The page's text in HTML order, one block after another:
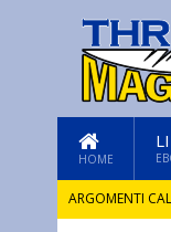
HOME
ARGOMENTI